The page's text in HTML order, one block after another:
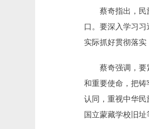
蔡奇指出，民族
口。要深入学习
实际抓好贯彻落实
蔡奇强调，要紧
和重要使命，把铸
认同，重视中华民
国立蒙藏学校旧址